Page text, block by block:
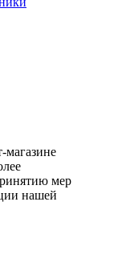
магазине
мер
нашей